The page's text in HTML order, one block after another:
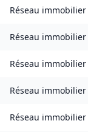
Réseau immobilier
Réseau immobilier
Réseau immobilier
Réseau immobilier
Réseau immobilier